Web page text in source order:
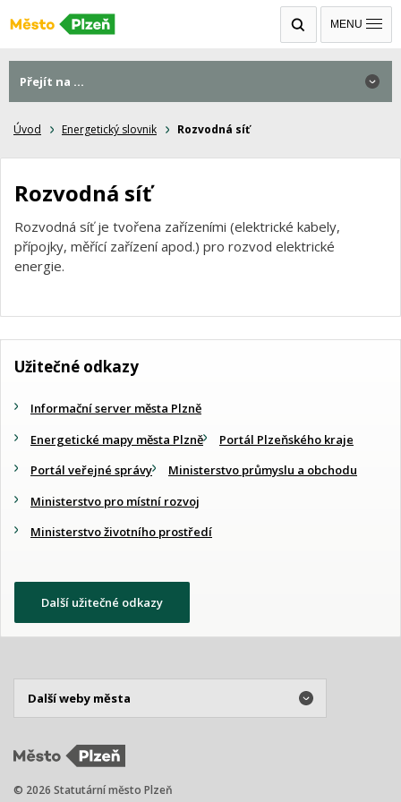
MENU
Úvod Energetický slovnik Rozvodná síť
Rozvodná síť
Rozvodná síť je tvořena zařízeními (elektrické kabely,
přípojky, měřící zařízení apod.) pro rozvod elektrické
energie.
Přejít na ...
Užitečné odkazy
Informační server města Plzně
Energetické mapy města Plzně
Portál Plzeňského kraje
Portál veřejné správy
Ministerstvo průmyslu a obchodu
Ministerstvo pro místní rozvoj
Ministerstvo životního prostředí
Další užitečné odkazy
© 2026 Statutární město Plzeň